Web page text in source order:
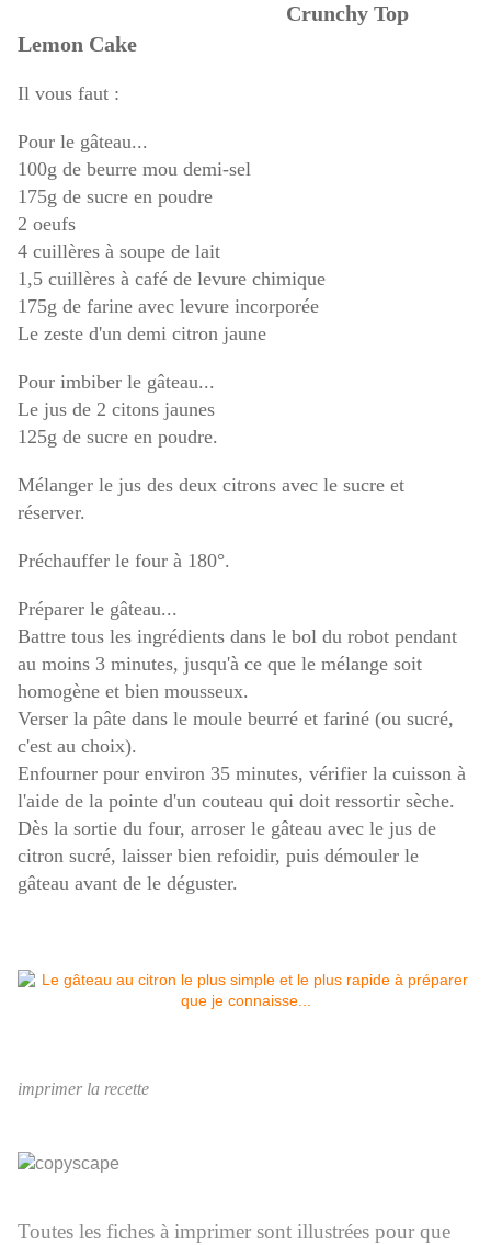
Crunchy Top
Lemon Cake
Il vous faut :
Pour le gâteau...
100g de beurre mou demi-sel
175g de sucre en poudre
2 oeufs
4 cuillères à soupe de lait
1,5 cuillères à café de levure chimique
175g de farine avec levure incorporée
Le zeste d'un demi citron jaune
Pour imbiber le gâteau...
Le jus de 2 citons jaunes
125g de sucre en poudre.
Mélanger le jus des deux citrons avec le sucre et
réserver.
Préchauffer le four à 180°.
Préparer le gâteau...
Battre tous les ingrédients dans le bol du robot pendant
au moins 3 minutes, jusqu'à ce que le mélange soit
homogène et bien mousseux.
Verser la pâte dans le moule beurré et fariné (ou sucré,
c'est au choix).
Enfourner pour environ 35 minutes, vérifier la cuisson à
l'aide de la pointe d'un couteau qui doit ressortir sèche.
Dès la sortie du four, arroser le gâteau avec le jus de
citron sucré, laisser bien refoidir, puis démouler le
gâteau avant de le déguster.
imprimer la recette
Toutes les fiches à imprimer sont illustrées pour que